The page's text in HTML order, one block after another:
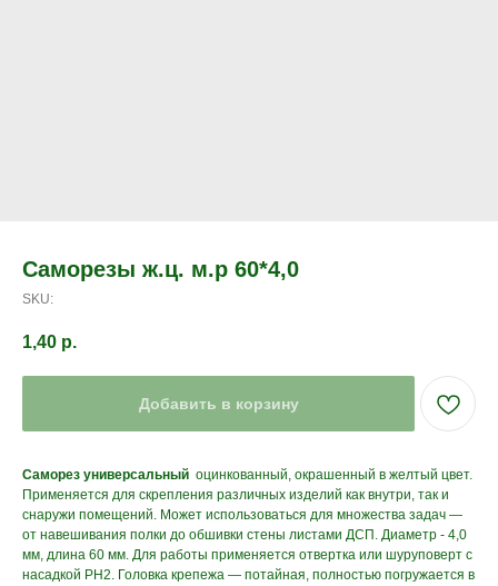
Саморезы ж.ц. м.р 60*4,0
SKU:
1,40 р.
Добавить в корзину
Саморез универсальный оцинкованный, окрашенный в желтый цвет.
Применяется для скрепления различных изделий как внутри, так и
снаружи помещений. Может использоваться для множества задач —
от навешивания полки до обшивки стены листами ДСП. Диаметр - 4,0
мм, длина 60 мм. Для работы применяется отвертка или шуруповерт с
насадкой PH2. Головка крепежа — потайная, полностью погружается в